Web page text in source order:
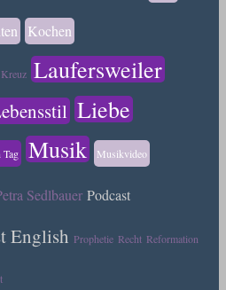
Kochen
Kreuz Laufersweiler
Liebe
Musik Musikvideo
Sedlbauer Podcast
English Prophetie Recht Reformation